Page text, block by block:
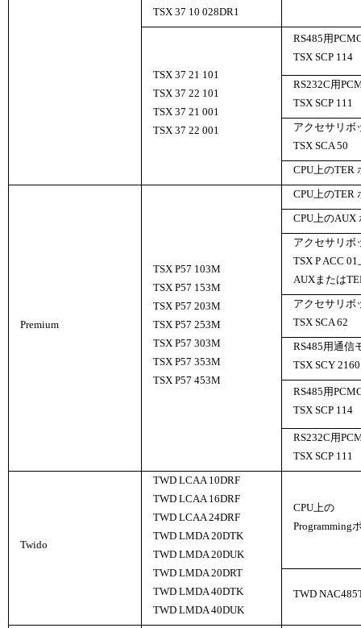
TSX 37 10 028DR1
TSX 37 21 101
TSX 37 22 101
TSX 37 21 001
TSX 37 22 001
RS485用
TSX SCP 114
RS232C用
TSX SCP 111
アクセサリボ
TSX SCA 50
CPU上のTER
Premium
TSX P57 103M
TSX P57 153M
TSX P57 203M
TSX P57 253M
TSX P57 303M
TSX P57 353M
TSX P57 453M
CPU上のTER
CPU上のAUX
アクセサリボ
TSX P ACC 01
AUXまたは
アクセサリボ
TSX SCA 62
RS485用通信
TSX SCY
RS485用
TSX SCP 114
RS232C用
TSX SCP 111
Twido
TWD LCAA 10DRF
TWD LCAA 16DRF
TWD LCAA 24DRF
TWD LMDA 20DTK
TWD LMDA 20DUK
TWD LMDA 20DRT
TWD LMDA 40DTK
TWD LMDA 40DUK
CPU上の
Programming
TWD